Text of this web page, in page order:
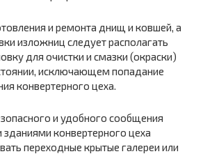
и ремонта днищ и ковшей, а
изложниц следует располагать
для очистки и смазки (окраски)
исключающем попадание
конвертерного цеха.
и удобного сообщения
конвертерного цеха
переходные крытые галереи или